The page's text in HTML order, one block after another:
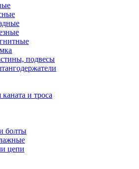
подвесы
и троса
болты
цепи